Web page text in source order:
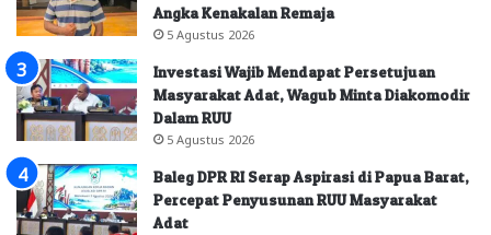
Angka Kenakalan Remaja
5 Agustus 2026
Investasi Wajib Mendapat Persetujuan
Masyarakat Adat, Wagub Minta Diakomodir
Dalam RUU
5 Agustus 2026
Baleg DPR RI Serap Aspirasi di Papua Barat,
Percepat Penyusunan RUU Masyarakat
Adat